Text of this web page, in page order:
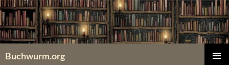
Zum
Inhalt
springen
Buchwurm.org